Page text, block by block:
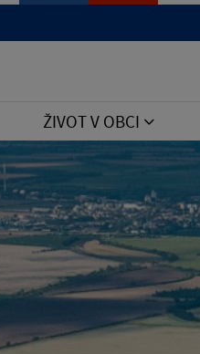
ŽIVOT V OBCI